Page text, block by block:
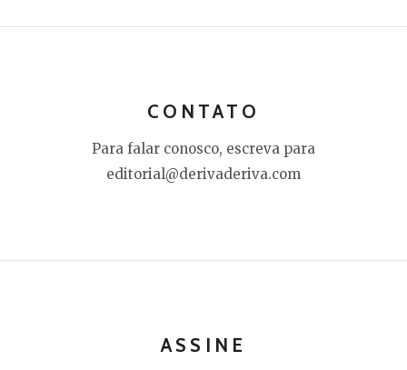
CONTATO
Para falar conosco, escreva para
editorial@derivaderiva.com
ASSINE